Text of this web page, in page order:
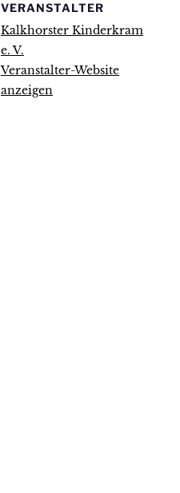
VERANSTALTER
Kalkhorster Kinderkram
e. V.
Veranstalter-Website
anzeigen